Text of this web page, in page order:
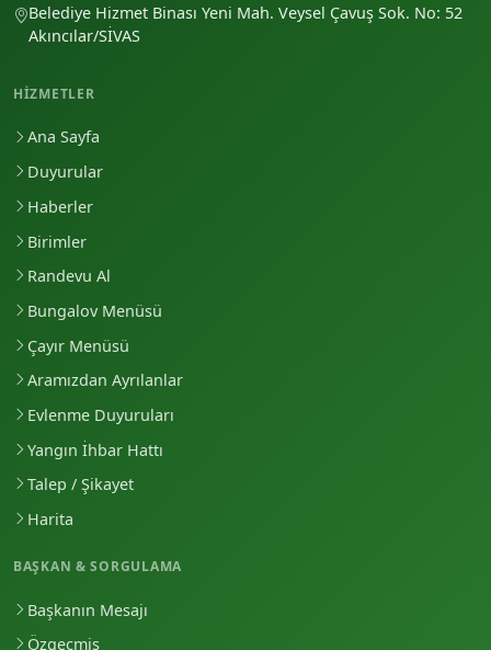
Belediye Hizmet Binası Yeni Mah. Veysel Çavuş Sok. No: 52
Akıncılar/SİVAS
HIZMETLER
Ana Sayfa
Duyurular
Haberler
Birimler
Randevu Al
Bungalov Menüsü
Çayır Menüsü
Aramızdan Ayrılanlar
Evlenme Duyuruları
Yangın İhbar Hattı
Talep / Şikayet
Harita
BAŞKAN & SORGULAMA
Başkanın Mesajı
Özgeçmiş